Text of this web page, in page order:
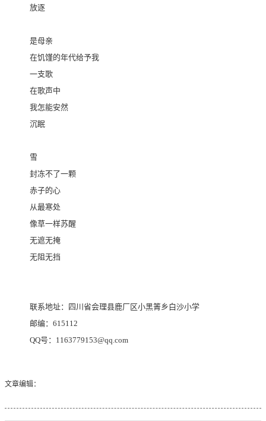
放逐
是母亲
在饥馑的年代给予我
一支歌
在歌声中
我怎能安然
沉眠
雪
封冻不了一颗
赤子的心
从最寒处
像草一样苏醒
无遮无掩
无阻无挡
联系地址：四川省会理县鹿厂区小黑箐乡白沙小学
邮编： 615112
QQ号： 1163779153@qq.com
文章编辑：